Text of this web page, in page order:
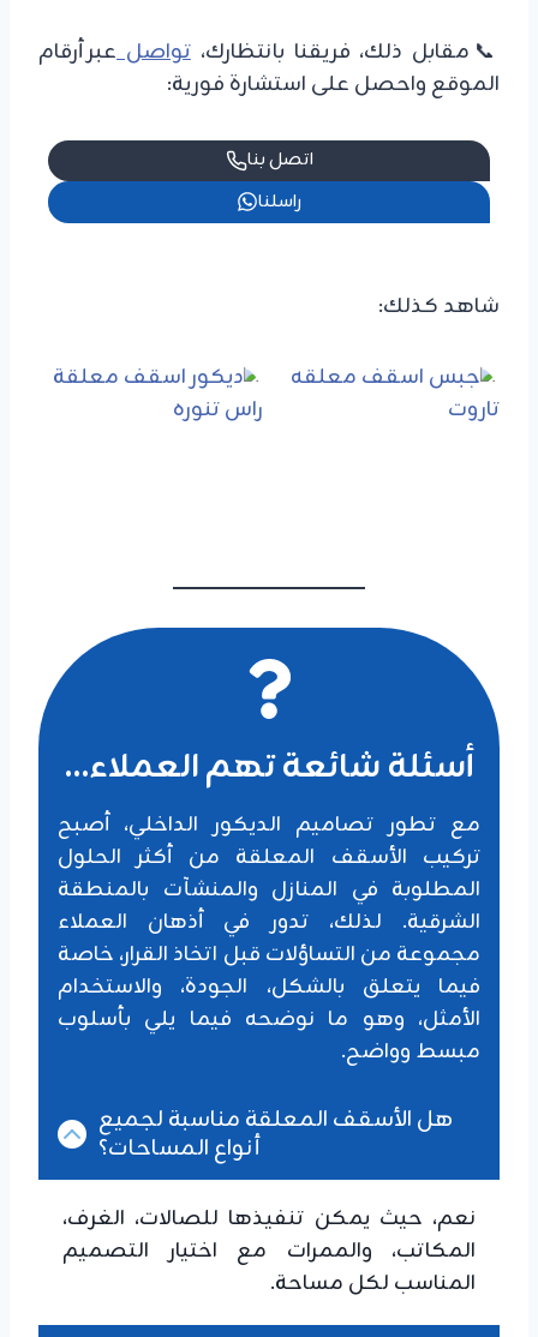
📞مقابل ذلك، فريقنا بانتظارك،تواصلعبر أرقام
الموقع واحصل على استشارة فورية:
اتصل بنا
راسلنا
شاهد كذلك:
أسئلة شائعة تهم العملاء…
مع تطور تصاميم الديكور الداخلي، أصبح
تركيب الأسقف المعلقة من أكثر الحلول
المطلوبة في المنازل والمنشآت بالمنطقة
الشرقية. لذلك، تدور في أذهان العملاء
مجموعة من التساؤلات قبل اتخاذ القرار، خاصة
فيما يتعلق بالشكل، الجودة، والاستخدام
الأمثل، وهو ما نوضحه فيما يلي بأسلوب
مبسط وواضح.
هل الأسقف المعلقة مناسبة لجميع
أنواع المساحات؟
نعم، حيث يمكن تنفيذها للصالات، الغرف،
المكاتب، والممرات مع اختيار التصميم
المناسب لكل مساحة.